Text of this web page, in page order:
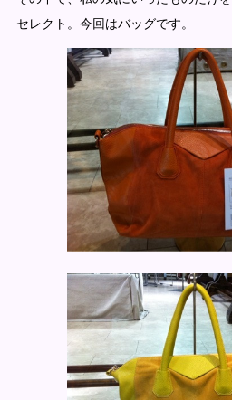
セレクト。今回はバッグです。